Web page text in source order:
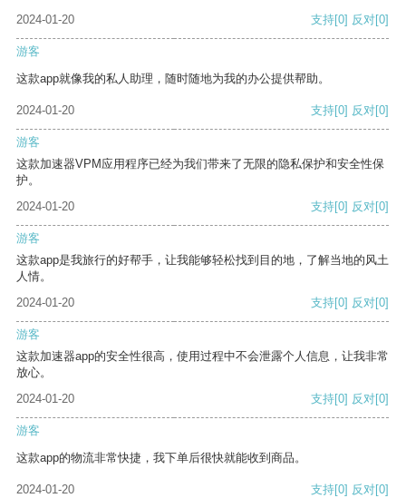
2024-01-20
支持[0] 反对[0]
游客
这款app就像我的私人助理，随时随地为我的办公提供帮助。
2024-01-20 支持[0] 反对[0]
游客
这款加速器VPM应用程序已经为我们带来了无限的隐私保护和安全性保
护。
2024-01-20
支持[0] 反对[0]
游客
这款app是我旅行的好帮手，让我能够轻松找到目的地，了解当地的风土
人情。
2024-01-20
支持[0] 反对[0]
游客
这款加速器app的安全性很高，使用过程中不会泄露个人信息，让我非常
放心。
2024-01-20
支持[0] 反对[0]
游客
这款app的物流非常快捷，我下单后很快就能收到商品。
2024-01-20 支持[0] 反对[0]